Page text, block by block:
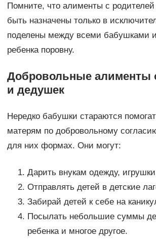
Помните, что алименты с
быть назначены только в
поделены между всеми бабушками
ребенка поровну.
Добровольные алименты
и дедушек
Нередко бабушки стараются
матерям по добровольному
для них формах. Они могут:
Дарить внукам одежду,
Отправлять детей в детские
Забирай детей к себе на
Посылать небольшие суммы
ребенка и многое другое.